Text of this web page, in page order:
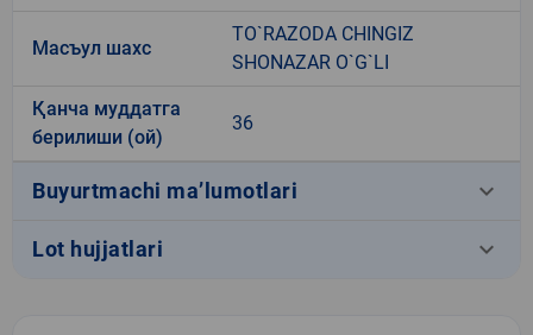
Масъул шахс
TO`RAZODA CHINGIZ
SHONAZAR O`G`LI
Қанча муддатга
берилиши (ой)
36
Buyurtmachi ma’lumotlari keyboard_arrow_down
Lot hujjatlari keyboard_arrow_down